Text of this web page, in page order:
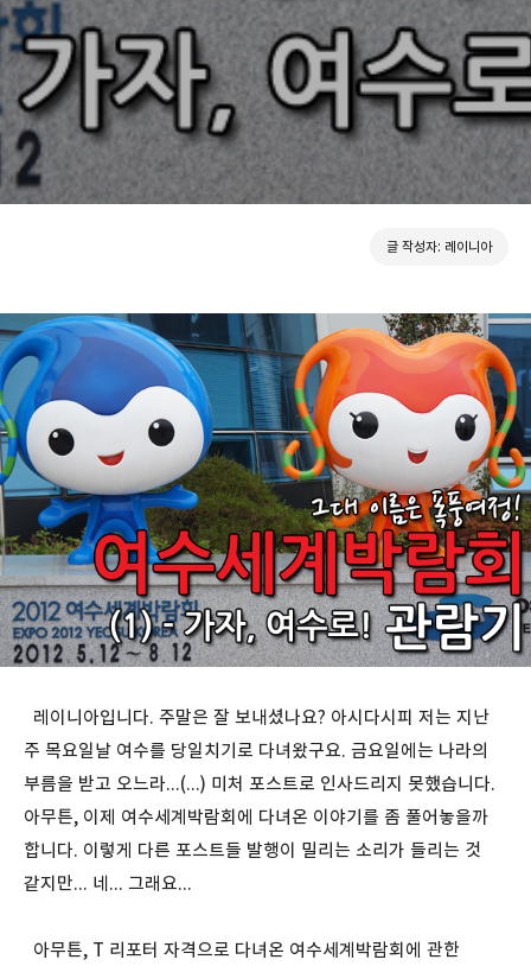
글 작성자: 레이니아
레이니아입니다. 주말은 잘 보내셨나요? 아시다시피 저는 지난
주 목요일날 여수를 당일치기로 다녀왔구요. 금요일에는 나라의
부름을 받고 오느라...(...) 미처 포스트로 인사드리지 못했습니다.
아무튼, 이제 여수세계박람회에 다녀온 이야기를 좀 풀어놓을까
합니다. 이렇게 다른 포스트들 발행이 밀리는 소리가 들리는 것
같지만... 네... 그래요...
아무튼, T 리포터 자격으로 다녀온 여수세계박람회에 관한